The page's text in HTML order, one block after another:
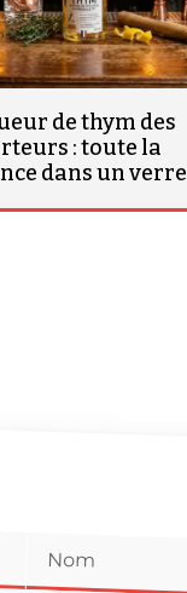
de thym des
: toute la
dans un verre